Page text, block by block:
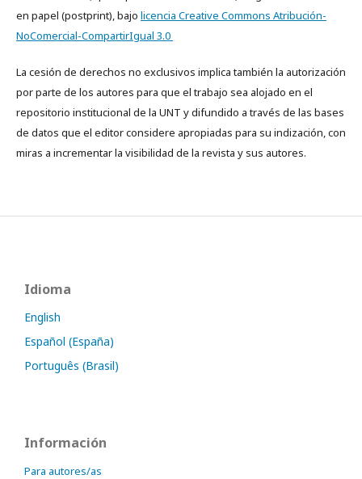
en papel (postprint), bajo licencia Creative Commons Atribución-
NoComercial-CompartirIgual 3.0
La cesión de derechos no exclusivos implica también la autorización
por parte de los autores para que el trabajo sea alojado en el
repositorio institucional de la UNT y difundido a través de las bases
de datos que el editor considere apropiadas para su indización, con
miras a incrementar la visibilidad de la revista y sus autores.
Idioma
English
Español (España)
Português (Brasil)
Información
Para autores/as